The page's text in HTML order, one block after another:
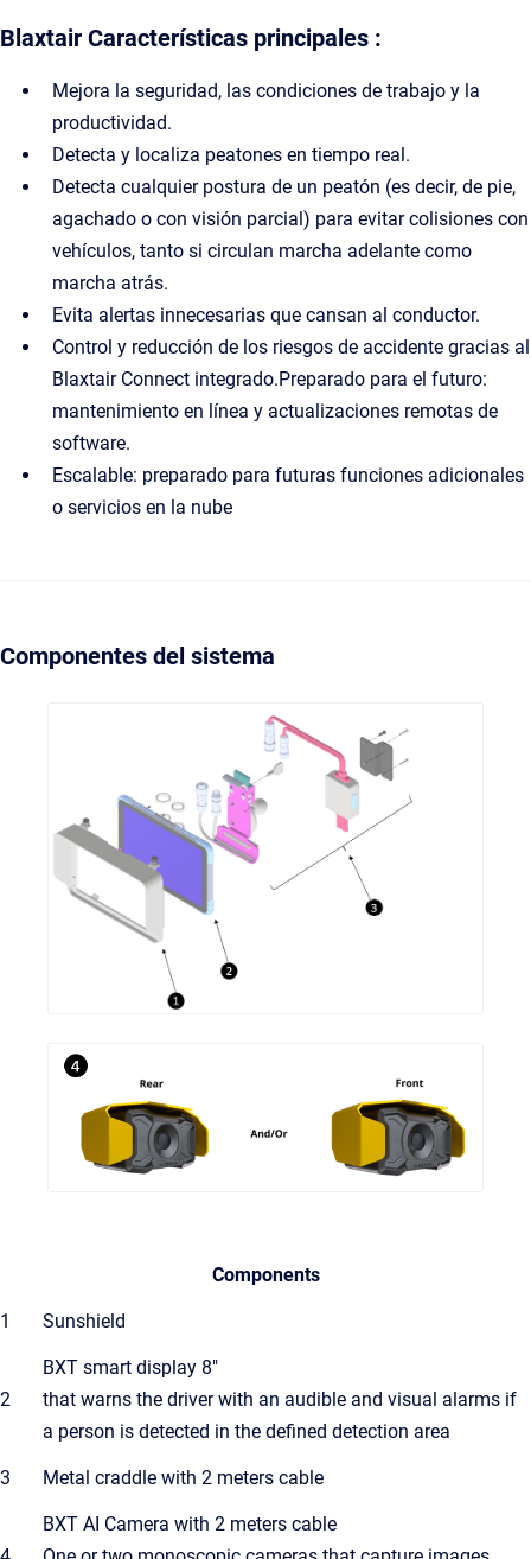
Blaxtair Características principales :
Mejora la seguridad, las condiciones de trabajo y la
productividad.
Detecta y localiza peatones en tiempo real.
Detecta cualquier postura de un peatón (es decir, de pie,
agachado o con visión parcial) para evitar colisiones con
vehículos, tanto si circulan marcha adelante como
marcha atrás.
Evita alertas innecesarias que cansan al conductor.
Control y reducción de los riesgos de accidente gracias al
Blaxtair Connect integrado.Preparado para el futuro:
mantenimiento en línea y actualizaciones remotas de
software.
Escalable: preparado para futuras funciones adicionales
o servicios en la nube
Componentes del sistema
Components
1 Sunshield
2
BXT smart display 8"
that warns the driver with an audible and visual alarms if
a person is detected in the defined detection area
3 Metal craddle with 2 meters cable
BXT AI Camera with 2 meters cable